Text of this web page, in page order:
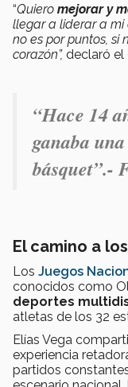
“Quiero mejorar y
llegar a liderar a mi
no es por puntos, si
corazón”, declaró el
“Hace 14
ganaba
básquet”.-
El camino a
Los Juegos
conocidos como
deportes
atletas de los 32
Elías Vega
experiencia
partidos